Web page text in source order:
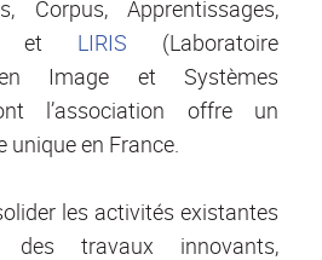
Corpus, Apprentissages,
et LIRIS (Laboratoire
en Image et Systèmes
l’association offre un
unique en France.
les activités existantes
travaux innovants,